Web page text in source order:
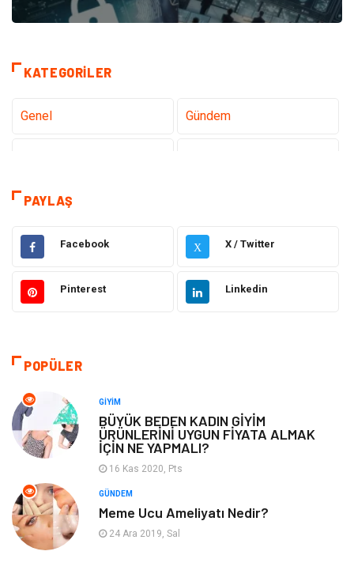
KATEGORILER
Genel Gündem
Sağlık
Elektrik Elektronik Gıda
Giyim Ulaşım ve Taşımacılık
Alışveriş
Otomotiv
Eğitim Kurumları Yapı İnşaat
Güzellik Mobilya
PAYLAŞ
Facebook X X / Twitter
Pinterest Linkedin
POPÜLER
GIYIM
BÜYÜK BEDEN KADIN GİYİM
ÜRÜNLERİNİ UYGUN FİYATA ALMAK
İÇİN NE YAPMALI?
16 Kas 2020, Pts
GÜNDEM
Meme Ucu Ameliyatı Nedir?
24 Ara 2019, Sal